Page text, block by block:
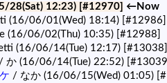
28(Sat) 12:23) [#12970] ←Now
(16/06/01(Wed) 18:14) [#12986]
(16/06/02(Thu) 10:35) [#12988]
(16/06/14(Tue) 12:17) [#13038]
/ か (16/06/14(Tue) 22:52)
/ なか (16/06/15(Wed) 01:05)